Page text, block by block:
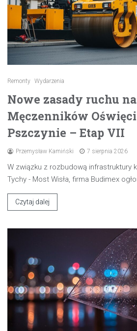
Remonty Wydarzenia
Nowe zasady ruchu
Męczenników
Pszczynie – Etap VII
Przemysław Kamiński 7 sierpnia 2026
W związku z rozbudową infrastruktury
Tychy - Most Wisła, firma Budimex
Czytaj dalej